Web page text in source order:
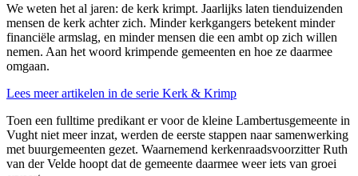
We weten het al jaren: de kerk krimpt. Jaarlijks laten tienduizenden
mensen de kerk achter zich. Minder kerkgangers betekent minder
financiële armslag, en minder mensen die een ambt op zich willen
nemen. Aan het woord krimpende gemeenten en hoe ze daarmee
omgaan.
Lees meer artikelen in de serie Kerk & Krimp
Toen een fulltime predikant er voor de kleine Lambertusgemeente in
Vught niet meer inzat, werden de eerste stappen naar samenwerking
met buurgemeenten gezet. Waarnemend kerkenraadsvoorzitter Ruth
van der Velde hoopt dat de gemeente daarmee weer iets van groei